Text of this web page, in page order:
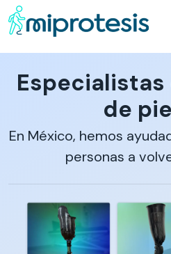
de
En México, hemos
personas a